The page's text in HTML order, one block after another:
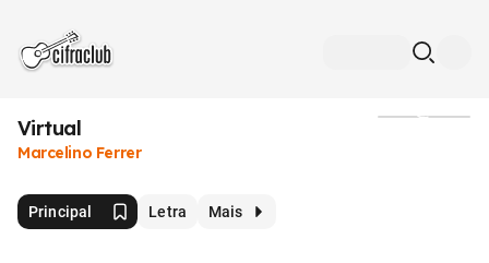
Virtual
Marcelino Ferrer
Principal Letra Mais